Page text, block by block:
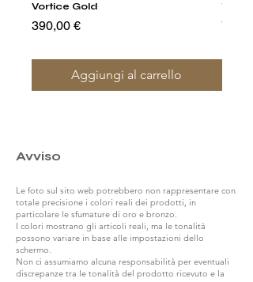
Vortice Gold
Prezzo
390,00 €
Aggiungi al carrello
Prezzo
Avviso
Le foto sul sito web potrebbero non rappresentare con
totale precisione i colori reali dei prodotti, in
particolare le sfumature di oro e bronzo.
I colori mostrano gli articoli reali, ma le tonalità
possono variare in base alle impostazioni dello
schermo.
Non ci assumiamo alcuna responsabilità per eventuali
discrepanze tra le tonalità del prodotto ricevuto e la